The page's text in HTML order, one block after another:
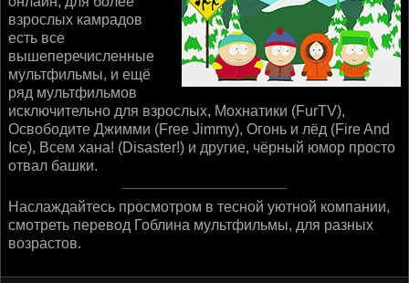
взрослых камрадов
есть все
вышеперечисленные
мультфильмы, и ещё
ряд мультфильмов
исключительно для взрослых, Мохнатики (FurTV),
Освободите Джимми (Free Jimmy), Огонь и лёд (Fire And
Ice), Всем хана! (Disaster!) и другие, чёрный юмор просто
отвал башки.
Наслаждайтесь просмотром в тесной уютной компании,
смотреть перевод Гоблина мультфильмы, для разных
возрастов.